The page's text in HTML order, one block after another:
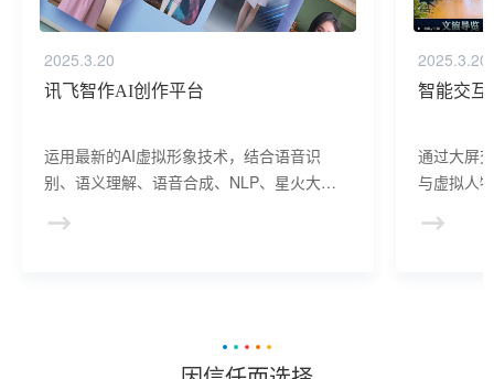
2025.3.20
讯飞智作AI创作平台
运用最新的AI虚拟形象技术，结合语音识
别、语义理解、语音合成、NLP、星火大模
建、AI驱动、多模态交互的多场景虚拟人产
2025.3.20
智能交互
通过大屏
与虚拟人
景，可广